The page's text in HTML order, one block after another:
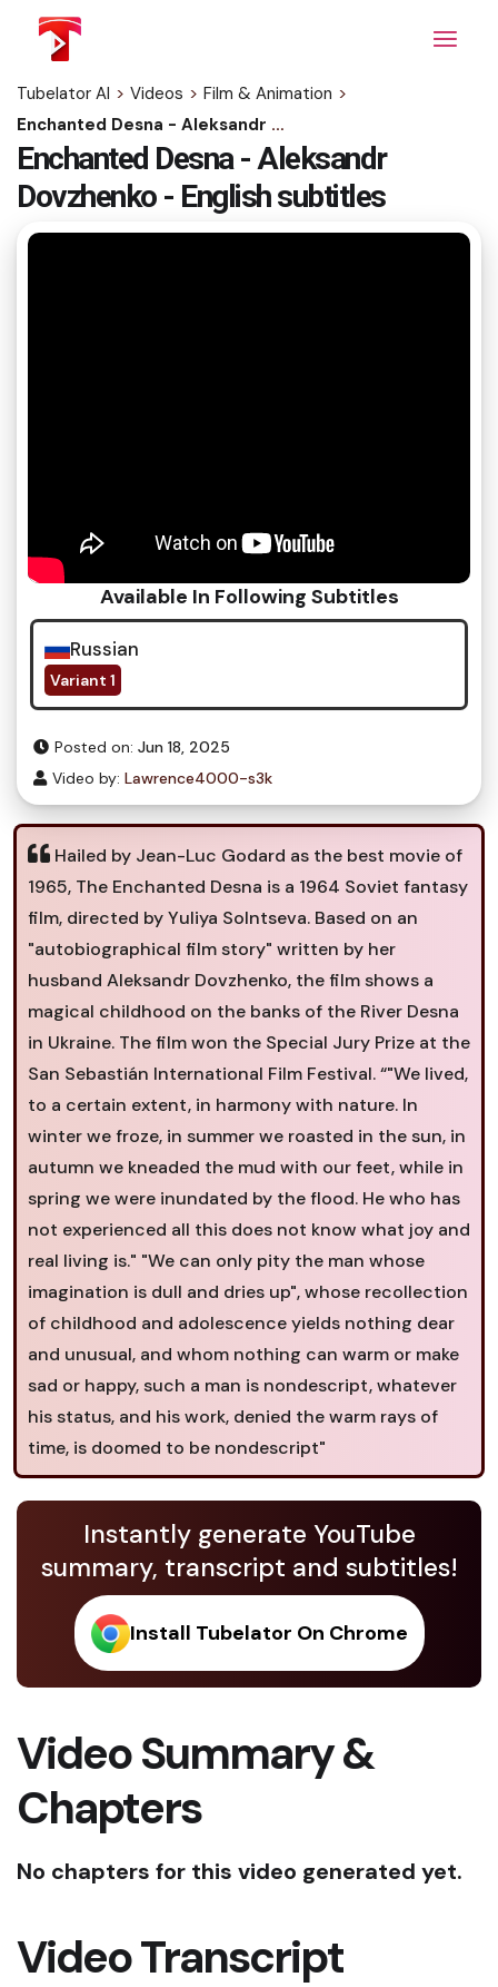
content
Tubelator AI > Videos > Film & Animation >
Enchanted Desna - Aleksandr Dovzhenko - English subtitles
Enchanted Desna - Aleksandr
Dovzhenko - English subtitles
Available In Following Subtitles
Russian
Variant 1
Posted on: Jun 18, 2025
Video by: Lawrence4000-s3k
Hailed by Jean-Luc Godard as the best movie of
1965, The Enchanted Desna is a 1964 Soviet fantasy
film, directed by Yuliya Solntseva. Based on an
"autobiographical film story" written by her
husband Aleksandr Dovzhenko, the film shows a
magical childhood on the banks of the River Desna
in Ukraine. The film won the Special Jury Prize at the
San Sebastián International Film Festival. “"We lived,
to a certain extent, in harmony with nature. In
winter we froze, in summer we roasted in the sun, in
autumn we kneaded the mud with our feet, while in
spring we were inundated by the flood. He who has
not experienced all this does not know what joy and
real living is." "We can only pity the man whose
imagination is dull and dries up", whose recollection
of childhood and adolescence yields nothing dear
and unusual, and whom nothing can warm or make
sad or happy, such a man is nondescript, whatever
his status, and his work, denied the warm rays of
time, is doomed to be nondescript"
Instantly generate YouTube
summary, transcript and subtitles!
Install Tubelator On Chrome
Video Summary &
Chapters
No chapters for this video generated yet.
Video Transcript